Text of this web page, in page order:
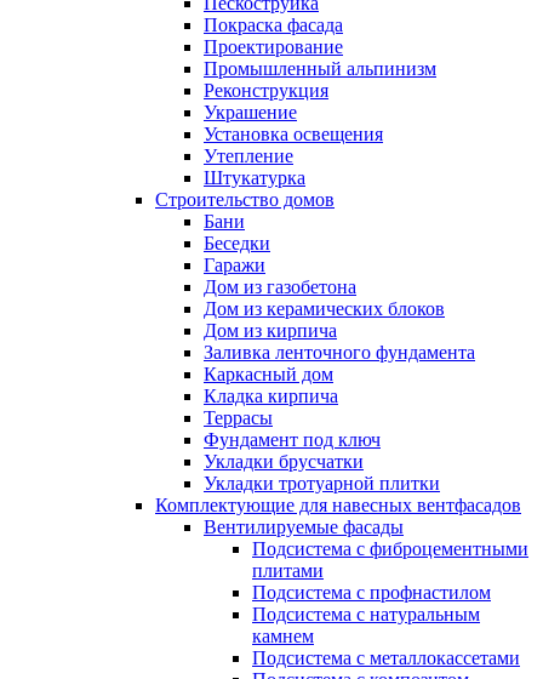
Покраска фасада
Проектирование
Промышленный альпинизм
Реконструкция
Украшение
Установка освещения
Утепление
Штукатурка
Строительство домов
Бани
Беседки
Гаражи
Дом из газобетона
Дом из керамических блоков
Дом из кирпича
Заливка ленточного фундамента
Каркасный дом
Кладка кирпича
Террасы
Фундамент под ключ
Укладки брусчатки
Укладки тротуарной плитки
Комплектующие для навесных вентфасадов
Вентилируемые фасады
Подсистема с фиброцементными
плитами
Подсистема с профнастилом
Подсистема с натуральным
камнем
Подсистема с металлокассетами